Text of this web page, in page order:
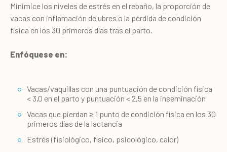
Minimice los niveles de estrés en el rebaño, la proporción de
vacas con inflamación de ubres o la pérdida de condición
física en los 30 primeros días tras el parto.
Enfóquese en:
Vacas/vaquillas con una puntuación de condición física
< 3,0 en el parto y puntuación < 2,5 en la inseminación
Vacas que pierdan ≥ 1 punto de condición física en los 30
primeros días de la lactancia
Estrés (fisiológico, físico, psicológico, calor)